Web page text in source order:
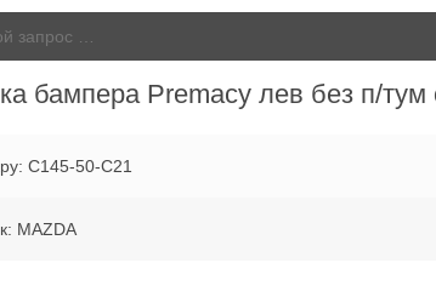
бампера Premacy лев без п/тум
C145-50-C21
MAZDA